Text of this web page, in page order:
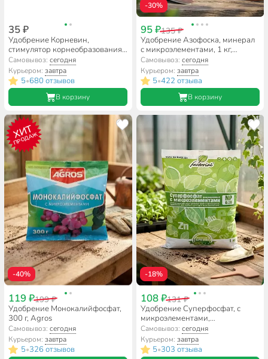
35 ₽
Удобрение Корневин,
стимулятор корнеобразования,
минеральное, порошок, 10 г,
Добрая сила
Самовывоз:сегодня
Курьером:завтра
5•680 отзывов
В корзину
-30%
95 ₽135 ₽
Удобрение Азофоска, минерал
с микроэлементами, 1 кг,
Factorial
Самовывоз: сегодня
Курьером: завтра
5•422 отзыва
В корзину
ХИТ
ПРОДАЖ
-40%
119 ₽199 ₽
Удобрение Монокалийфосфат,
300 г, Agros
Самовывоз:сегодня
Курьером:завтра
5•326 отзывов
-18%
108 ₽131 ₽
Удобрение Суперфосфат, с
микроэлементами,
минеральное, гранулы, 1 кг,
Factorial
Самовывоз: сегодня
Курьером: завтра
5•303 отзыва